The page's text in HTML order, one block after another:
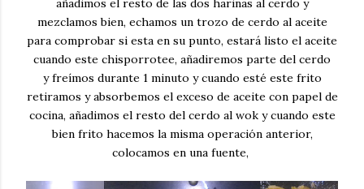
mezclamos bien, echamos un trozo de cerdo al aceite
para comprobar si esta en su punto, estará listo el aceite
cuando este chisporrotee, añadiremos parte del cerdo
y freímos durante 1 minuto y cuando esté este frito
retiramos y absorbemos el exceso de aceite con papel de
cocina, añadimos el resto del cerdo al wok y cuando este
bien frito hacemos la misma operación anterior,
colocamos en una fuente,